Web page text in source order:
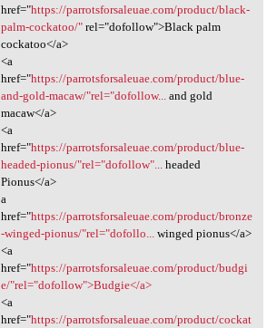
href="https://parrotsforsaleuae.com/product/black-
palm-cockatoo/"rel="dofollow">Black palm
cockatoo</a>
<a
href="https://parrotsforsaleuae.com/product/blue-
and-gold-macaw/"rel="dofollow...
and gold
macaw</a>
<a
href="https://parrotsforsaleuae.com/product/blue-
headed-pionus/"rel="dofollow"...
headed
Pionus</a>
a
href="https://parrotsforsaleuae.com/product/bronze
-winged-pionus/"rel="dofollo...
winged pionus</a>
<a
href="https://parrotsforsaleuae.com/product/budgi
e/"rel="dofollow">Budgie</a>
<a
href="https://parrotsforsaleuae.com/product/cockat